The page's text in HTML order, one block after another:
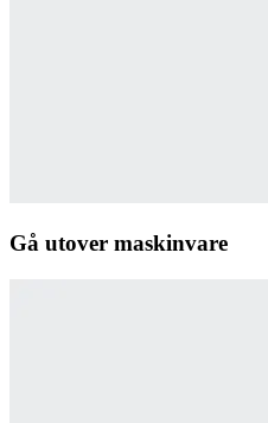
Gå utover maskinvare